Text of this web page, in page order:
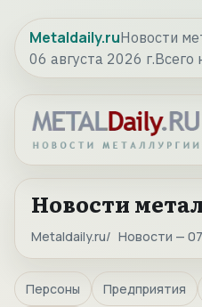
Metaldaily.ruНовости
06 августа 2026 г.Всего
Новости
Metaldaily.ru Новости —
Персоны Предприятия